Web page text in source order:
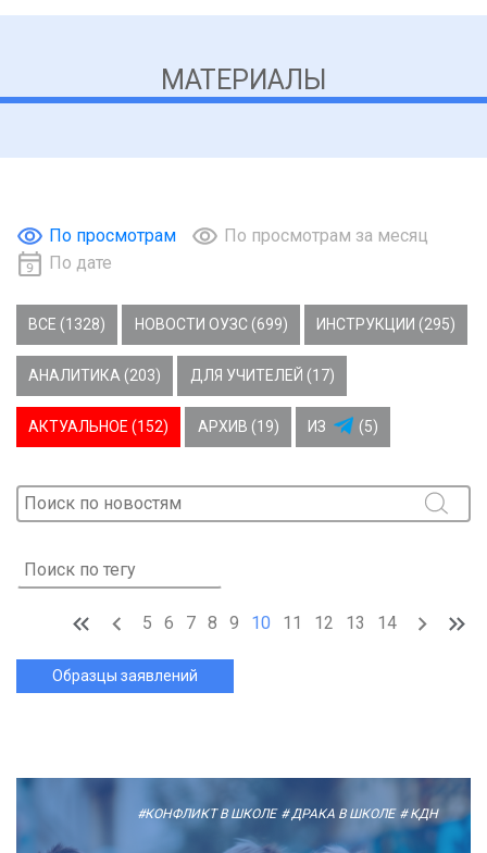
МАТЕРИАЛЫ
По просмотрам
По просмотрам за месяц
По дате
ВСЕ (1328) НОВОСТИ ОУЗС (699) ИНСТРУКЦИИ (295)
АНАЛИТИКА (203) ДЛЯ УЧИТЕЛЕЙ (17)
АКТУАЛЬНОЕ (152) АРХИВ (19) ИЗ (5)
5 6 7 8 9 10 11 12 13 14
Образцы заявлений
#КОНФЛИКТ В ШКОЛЕ # ДРАКА В ШКОЛЕ # КДН